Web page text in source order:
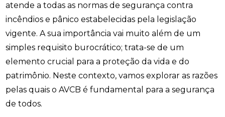
atende a todas as normas de segurança contra
incêndios e pânico estabelecidas pela legislação
vigente. A sua importância vai muito além de um
simples requisito burocrático; trata-se de um
elemento crucial para a proteção da vida e do
patrimônio. Neste contexto, vamos explorar as razões
pelas quais o AVCB é fundamental para a segurança
de todos.